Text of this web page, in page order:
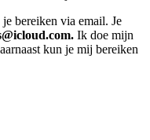
bereiken via email. Je
Ik doe mijn
kun je mij bereiken